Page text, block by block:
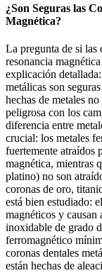
¿Son Seguras las
Magnética?
La pregunta de si las
resonancia
explicación
metálicas son
hechas de metales
peligrosa con los
diferencia entre
crucial: los metales
fuertemente atraídos
magnética, mientras
platino) no son
coronas de oro,
está bien estudiado:
magnéticos y causan
inoxidable de grado
ferromagnético
coronas dentales
están hechas de